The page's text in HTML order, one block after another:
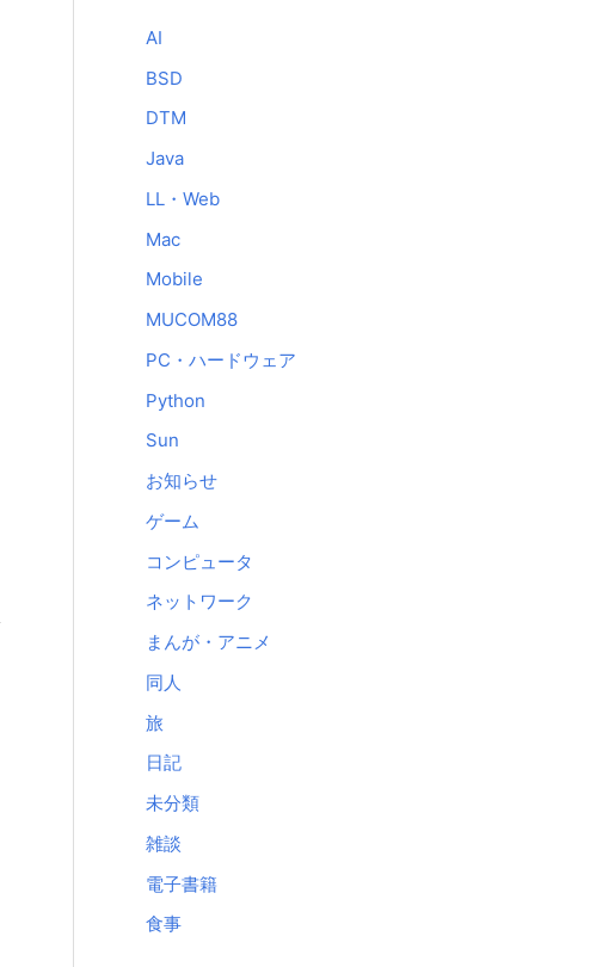
AI
BSD
DTM
Java
LL・Web
Mac
Mobile
MUCOM88
PC・ハードウェア
Python
Sun
お知らせ
ゲーム
コンピュータ
ネットワーク
まんが・アニメ
同人
旅
日記
未分類
雑談
電子書籍
食事